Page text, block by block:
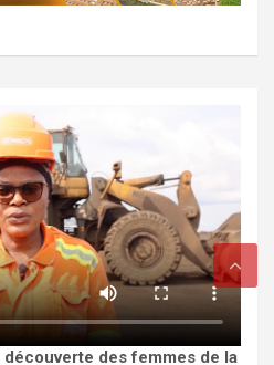
des femmes de la